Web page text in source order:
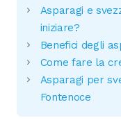
Asparagi e
iniziare?
Benefici degli
Come fare la
Asparagi per
Fontenoce